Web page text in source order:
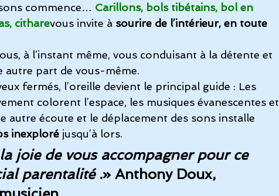
commence… Carillons, bols tibétains, bol en
citharevous invite à sourire de l’intérieur, en toute
à l’instant même, vous conduisant à la détente et
autre part de vous-même.
fermés, l’oreille devient le principal guide : Les
colorent l’espace, les musiques évanescentes et
autre écoute et le déplacement des sons installe
inexploré jusqu’à lors.
joie de vous accompagner pour ce
parentalité .» Anthony Doux,